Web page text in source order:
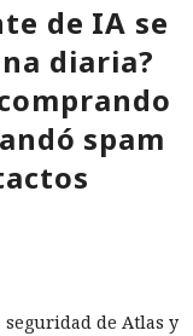
de IA se
diaria?
spam
de Atlas y